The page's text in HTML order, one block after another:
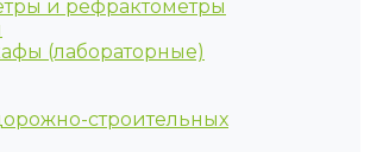
и рефрактометры
(лабораторные)
строительных